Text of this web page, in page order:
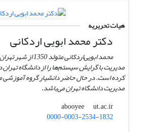
هیات تحریریه
دکتر محمد ابویی اردکانی
محمد ابویی‌اردکانی
کرده است. در حال حاضر دانشیار گروه آموزشی
مدیریت دانشگاه تهران می‌باشد.
abooyee
ut.ac.ir
0000-0003-2534-1832